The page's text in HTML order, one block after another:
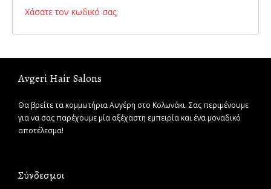
Χάσατε τον κωδικό σας;
Avgeri Hair Salons
Θα βρείτε τα κομμωτήρια Αυγέρη στο Κολωνάκι. Σας περιμένουμε
για να σας παρέχουμε μία αξέχαστη εμπειρία και ένα μοναδικό
αποτέλεσμα!
Σύνδεσμοι